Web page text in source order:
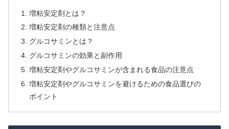
増粘安定剤とは？
増粘安定剤の種類と注意点
グルコサミンとは？
グルコサミンの効果と副作用
増粘安定剤やグルコサミンが含まれる食品の注意点
増粘安定剤やグルコサミンを避けるための食品選びの
ポイント